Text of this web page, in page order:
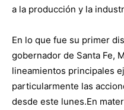
a la producción y la
En lo que fue su primer
gobernador de Santa Fe,
lineamientos principales
particularmente las
desde este lunes.En